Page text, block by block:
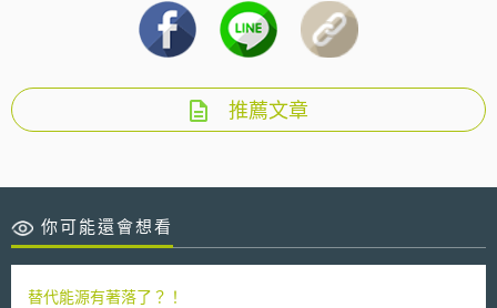
推薦文章
你可能還會想看
替代能源有著落了？！